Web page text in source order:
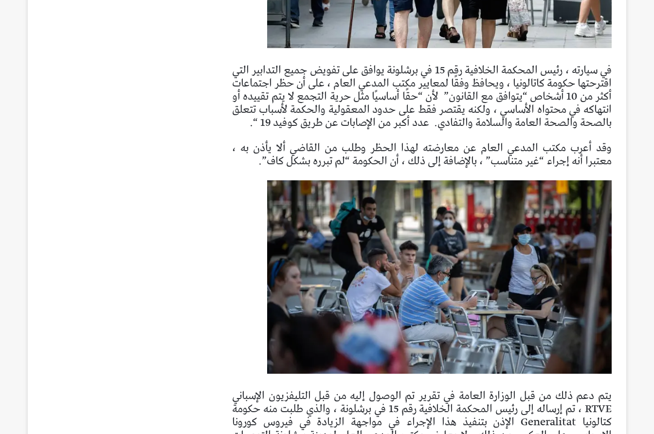
في سيارته ، رئيس المحكمة الخلافية رقم 15 في برشلونة يوافق على تفويض جميع التدابير التي
اقترحتها حكومة كاتالونيا ، ويحافظ وفقًا لمعايير مكتب المدعي العام ، على أن حظر اجتماعات
أكثر من 10 أشخاص “يتوافق مع القانون” لأن “حقًا أساسيًا مثل حرية التجمع لا يتم تقييده أو
انتهاكه في محتواه الأساسي ، ولكنه يقتصر فقط على حدود المعقولية والحكمة لأسباب تتعلق
بالصحة والصحة العامة والسلامة والتفادي. عدد أكبر من الإصابات عن طريق كوفيد 19 “.
وقد أعرب مكتب المدعي العام عن معارضته لهذا الحظر وطلب من القاضي ألا يأذن به ،
معتبرا أنه إجراء “غير متناسب” ، بالإضافة إلى ذلك ، أن الحكومة “لم تبرره بشكل كاف”.
يتم دعم ذلك من قبل الوزارة العامة في تقرير تم الوصول إليه من قبل التليفزيون الإسباني
RTVE ، تم إرساله إلى رئيس المحكمة الخلافية رقم 15 في برشلونة ، والذي طلبت منه حكومة
كتالونيا Generalitat الإذن بتنفيذ هذا الإجراء في مواجهة الزيادة في فيروس كورونا